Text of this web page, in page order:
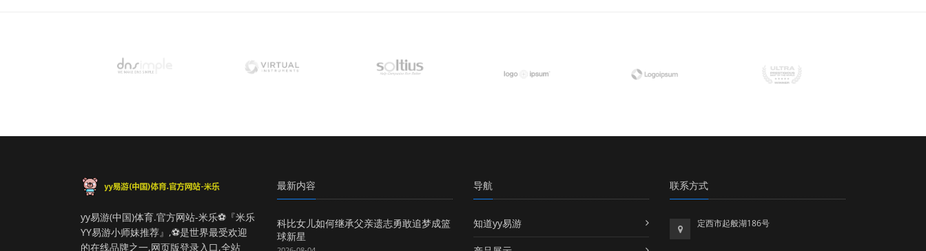
yy易游(中国)体育.官方网站-米乐⚽️『米乐
YY易游小师妹推荐』,⚽️是世界最受欢迎
的在线品牌之一,网页版登录入口,全站
最新内容
科比女儿如何继承父亲遗志勇敢追梦成篮
球新星
导航
知道yy易游
联系方式
定西市起般湖186号